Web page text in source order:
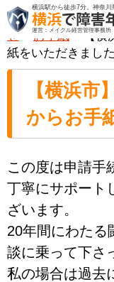
横浜駅から徒歩7分。神奈
運営：メイクル経営管理事務所
横浜で障害年金相
せ>お手紙>【横
紙をいただきました
【横浜市
からお手
この度は申請手
丁寧にサポート
ざいます。
20年間にわたる
談に乗って下さ
私の場合は過去